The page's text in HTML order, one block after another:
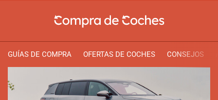
GUÍAS DE COMPRA OFERTAS DE COCHES CONSEJOS